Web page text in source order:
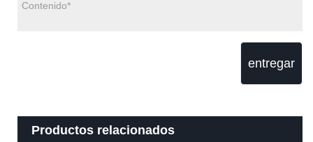
entregar
Productos relacionados